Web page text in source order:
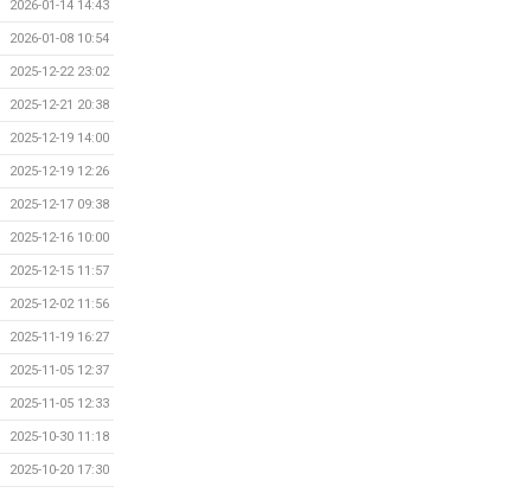
2026-01-14 14:43
2026-01-08 10:54
2025-12-22 23:02
2025-12-21 20:38
2025-12-19 14:00
2025-12-19 12:26
2025-12-17 09:38
2025-12-16 10:00
2025-12-15 11:57
2025-12-02 11:56
2025-11-19 16:27
2025-11-05 12:37
2025-11-05 12:33
2025-10-30 11:18
2025-10-20 17:30